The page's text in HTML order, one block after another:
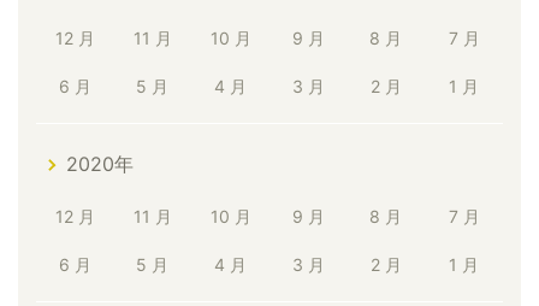
12 月 11 月 10 月 9 月 8 月 7 月
6 月 5 月 4 月 3 月 2 月 1 月
2020年
12 月 11 月 10 月 9 月 8 月 7 月
6 月 5 月 4 月 3 月 2 月 1 月